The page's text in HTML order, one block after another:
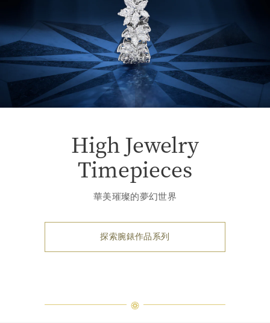
High Jewelry
Timepieces
華美璀璨的夢幻世界
探索腕錶作品系列